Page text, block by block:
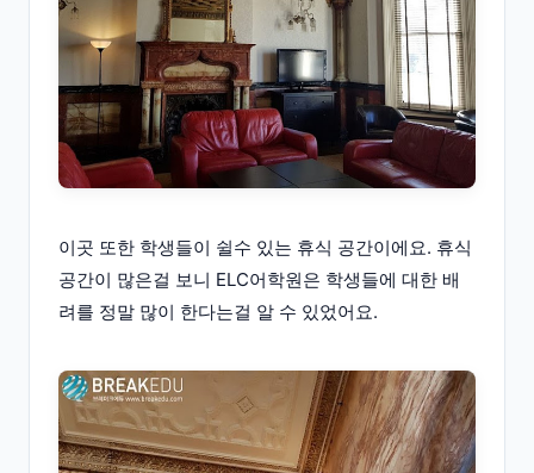
이곳 또한 학생들이 쉴수 있는 휴식 공간이에요. 휴식
공간이 많은걸 보니 ELC어학원은 학생들에 대한 배
려를 정말 많이 한다는걸 알 수 있었어요.